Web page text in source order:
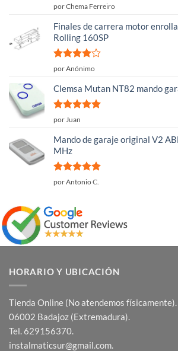
Valorado
por Chema Ferreiro
Finales de carrera motor
Rolling 160SP
Valorado
5
por Anónimo
Clemsa Mutan NT82 mando
Valorado
por Juan
Mando de garaje original V2
MHz
Valorado
por Antonio C.
HORARIO Y UBICACIÓN
Tienda Online (No atendemos físicamente).
06002 Badajoz (Extremadura).
Tel. 629156370.
instalmaticsur@gmail.com.